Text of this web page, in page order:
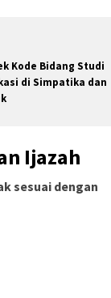
Kode Bidang Studi
di Simpatika dan
Ijazah
sesuai dengan